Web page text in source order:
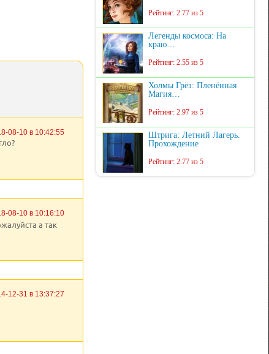
08-10 в 10:42:55
08-10 в 10:16:10
а так
12-31 в 13:37:27
Рейтинг: 2.77 из 5
Легенды космоса: На
краю…
Рейтинг: 2.55 из 5
Холмы Грёз: Пленённая
Магия…
Рейтинг: 2.97 из 5
Штрига: Летний Лагерь.
Прохождение
Рейтинг: 2.77 из 5